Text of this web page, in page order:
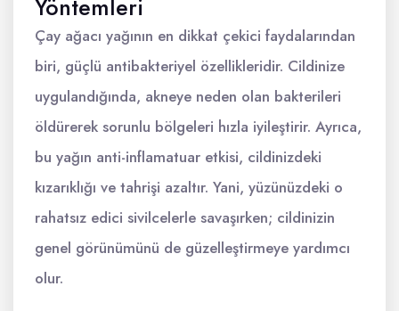
Yöntemleri
Çay ağacı yağının en dikkat çekici faydalarından
biri, güçlü antibakteriyel özellikleridir. Cildinize
uygulandığında, akneye neden olan bakterileri
öldürerek sorunlu bölgeleri hızla iyileştirir. Ayrıca,
bu yağın anti-inflamatuar etkisi, cildinizdeki
kızarıklığı ve tahrişi azaltır. Yani, yüzünüzdeki o
rahatsız edici sivilcelerle savaşırken; cildinizin
genel görünümünü de güzelleştirmeye yardımcı
olur.